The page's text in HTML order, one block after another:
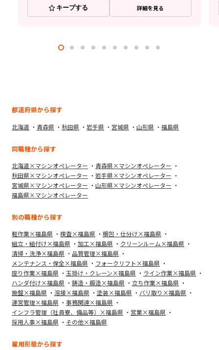
キープする 詳細を見る
都道府県から探す
北海道 青森県 秋田県 岩手県 宮城県 山形県 福島県
同職種から探す
北海道×マシンオペレーター
青森県×マシンオペレーター
秋田県×マシンオペレーター
岩手県×マシンオペレーター
宮城県×マシンオペレーター
山形県×マシンオペレーター
福島県×マシンオペレーター
別の職種から探す
軽作業×福島県 検査×福島県
梱包・仕分け×福島県
組立・組付け×福島県
加工×福島県
クリーンルーム×福島県
清掃・洗浄×福島県
品質管理×福島県
メンテナンス・保全×福島県
フォークリフト×福島県
座り作業×福島県
玉掛け・クレーン×福島県
ライン作業×福島県
ハンダ付け×福島県
鋳造・鍛造×福島県
立ち作業×福島県
施盤×福島県
溶接×福島県 塗装×福島県
バリ取り×福島県
運営管理×福島県
事務関連×福島県
インフラ管理（社員寮、備品等）×福島県
営業×福島県
採用人事×福島県
その他×福島県
雇用形態から探す